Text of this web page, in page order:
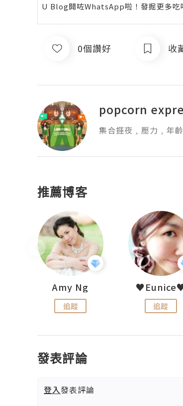
U Blog開咗WhatsApp啦！發掘更多吃
0個讚好 收
popcorn
集合捱夜﹐壓力﹐年
推薦博客
Amy Ng
追蹤 追蹤
發表評論
登入發表評論